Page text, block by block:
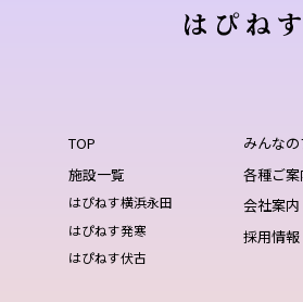
TOP
みんな
施設一覧
はぴねす横浜永田
はぴねす発寒
はぴねす伏古
各種ご案
会社案内
採用情報